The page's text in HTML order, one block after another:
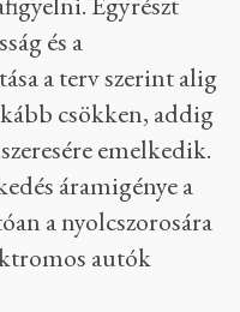
és a
a terv szerint alig
csökken, addig
emelkedik.
áramigénye a
a nyolcszorosára
autók